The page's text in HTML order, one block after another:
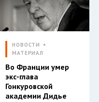
НОВОСТИ
МАТЕРИАЛ
Во Франции умер
экс-глава
Гонкуровской
академии Дидье